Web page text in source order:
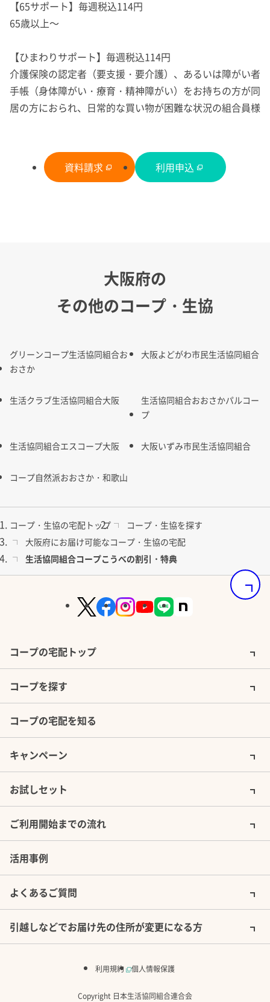
【65サポート】毎週税込114円
65歳以上～
【ひまわりサポート】毎週税込114円
介護保険の認定者（要支援・要介護）、あるいは障がい者
手帳（身体障がい・療育・精神障がい）をお持ちの方が同
居の方におられ、日常的な買い物が困難な状況の組合員様
資料請求 利用申込
大阪府の
その他のコープ・生協
グリーンコープ生活協同組合お
おさか
大阪よどがわ市民生活協同組合
生活クラブ生活協同組合大阪
生活協同組合おおさかパルコー
プ
生活協同組合エスコープ大阪 大阪いずみ市民生活協同組合
コープ自然派おおさか・和歌山
コープ・生協の宅配トップ
コープ・生協を探す
大阪府にお届け可能なコープ・生協の宅配
生活協同組合コープこうべの割引・特典
ページ
コープの宅配トップ
コープを探す
コープの宅配を知る
キャンペーン
お試しセット
ご利用開始までの流れ
活用事例
よくあるご質問
引越しなどでお届け先の住所が変更になる方
利用規約 個人情報保護
Copyright 日本生活協同組合連合会